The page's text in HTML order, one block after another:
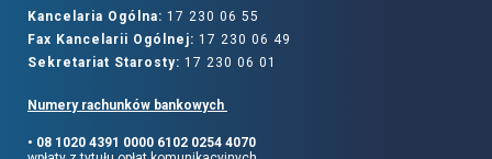
Kancelaria Ogólna: 17 230 06 55
Fax Kancelarii Ogólnej: 17 230 06 49
Sekretariat Starosty: 17 230 06 01
Numery rachunków bankowych
• 08 1020 4391 0000 6102 0254 4070